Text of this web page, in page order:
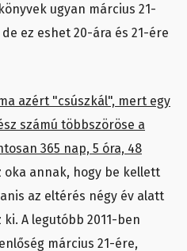
ugyan március 21-
ez eshet 20-ára és 21-ére
azért "csúszkál", mert egy
számú többszöröse a
365 nap, 5 óra, 48
oka annak, hogy be kellett
az eltérés négy év alatt
A legutóbb 2011-ben
március 21-ére,